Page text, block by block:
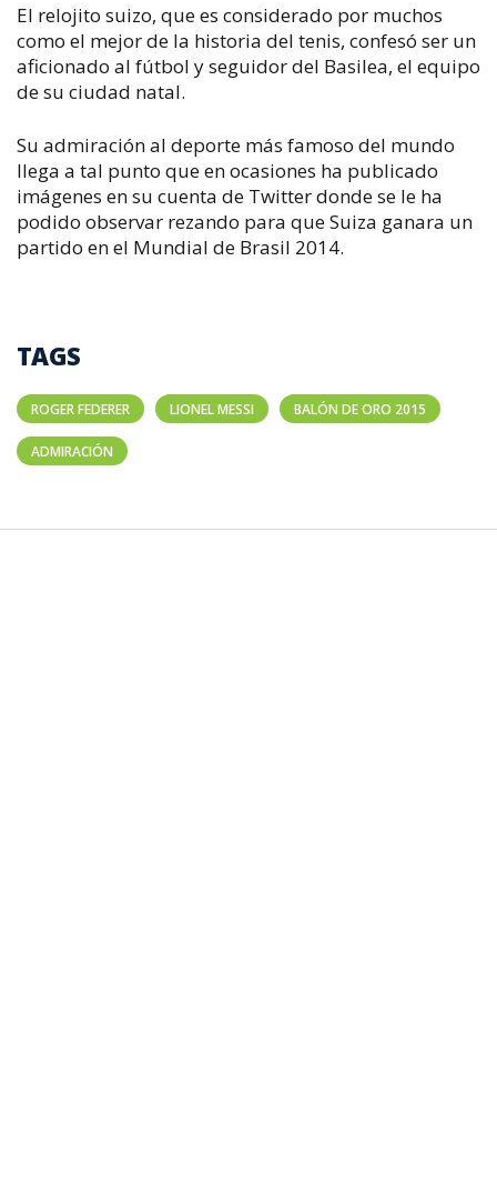
El relojito suizo, que es considerado por muchos
como el mejor de la historia del tenis, confesó ser un
aficionado al fútbol y seguidor del Basilea, el equipo
de su ciudad natal.
Su admiración al deporte más famoso del mundo
llega a tal punto que en ocasiones ha publicado
imágenes en su cuenta de Twitter donde se le ha
podido observar rezando para que Suiza ganara un
partido en el Mundial de Brasil 2014.
TAGS
ROGER FEDERER LIONEL MESSI BALÓN DE ORO 2015
ADMIRACIÓN